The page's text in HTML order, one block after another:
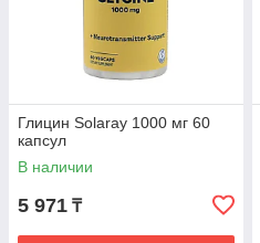
Глицин Solaray 1000 мг 60
капсул
В наличии
5 971 ₸